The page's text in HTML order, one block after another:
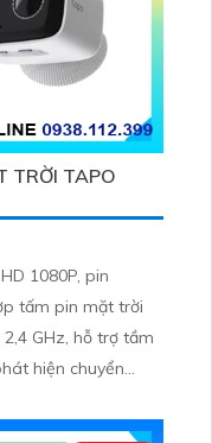
TRỜI TAPO
1080P, pin
tấm pin mặt trời
GHz, hỗ trợ tầm
hiện chuyển